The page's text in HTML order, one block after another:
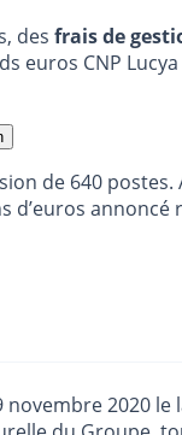
des frais de
euros CNP
de 640
d’euros annoncé
novembre 2020